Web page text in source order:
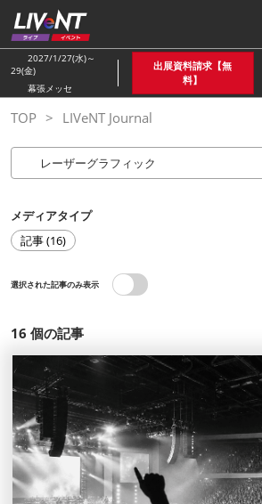
ス
キ
ッ
プ
し
て
進
2027/1/27(水)～
29(金)
幕張メッセ
出展資料請求【無
料】
TOP LIVeNT Journal
メディアタイプ
記事 (16)
選択された記事のみ表示
16 個の記事